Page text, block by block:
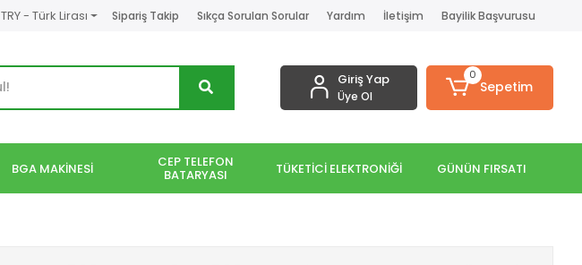
TRY - Türk Lirası Sipariş Takip Sıkça Sorulan Sorular Yardım İletişim Bayilik Başvurusu
Giriş Yap
Üye Ol
0
Sepetim
BGA MAKİNESİ CEP TELEFON
BATARYASI TÜKETİCİ ELEKTRONİĞİ GÜNÜN FIRSATI